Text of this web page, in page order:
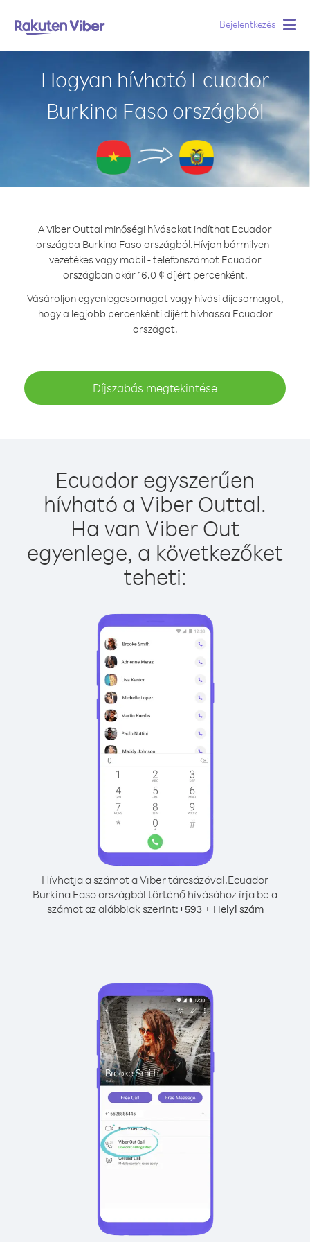
Bejelentkezés
Hogyan hívható Ecuador
Burkina Faso országból
A Viber Outtal minőségi hívásokat indíthat Ecuador
országba Burkina Faso országból.Hívjon bármilyen -
vezetékes vagy mobil - telefonszámot Ecuador
országban akár 16.0 ¢ díjért percenként.
Vásároljon egyenlegcsomagot vagy hívási díjcsomagot,
hogy a legjobb percenkénti díjért hívhassa Ecuador
országot.
Díjszabás megtekintése
Ecuador egyszerűen
hívható a Viber Outtal.
Ha van Viber Out
egyenlege, a következőket
teheti:
Hívhatja a számot a Viber tárcsázóval.Ecuador
Burkina Faso országból történő hívásához írja be a
számot az alábbiak szerint:+593+ Helyi szám